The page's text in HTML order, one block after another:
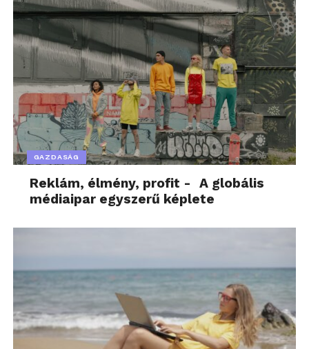
GAZDASÁG
Reklám, élmény, profit - A globális
médiaipar egyszerű képlete